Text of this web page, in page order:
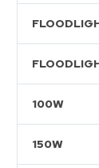
100W
150W